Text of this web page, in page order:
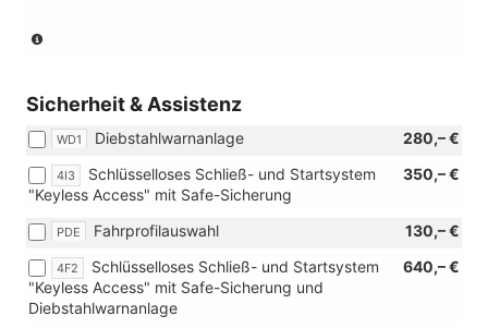
mit
Technik-
Paket)
Sicherheit & Assistenz
WD1 280,– €
Diebstahlwarnanlage
4I3 350,– €
Schlüsselloses Schließ- und Startsystem
"Keyless Access" mit Safe-Sicherung
PDE 130,– €
Fahrprofilauswahl
4F2 640,– €
Schlüsselloses Schließ- und Startsystem
"Keyless Access" mit Safe-Sicherung und
Diebstahlwarnanlage